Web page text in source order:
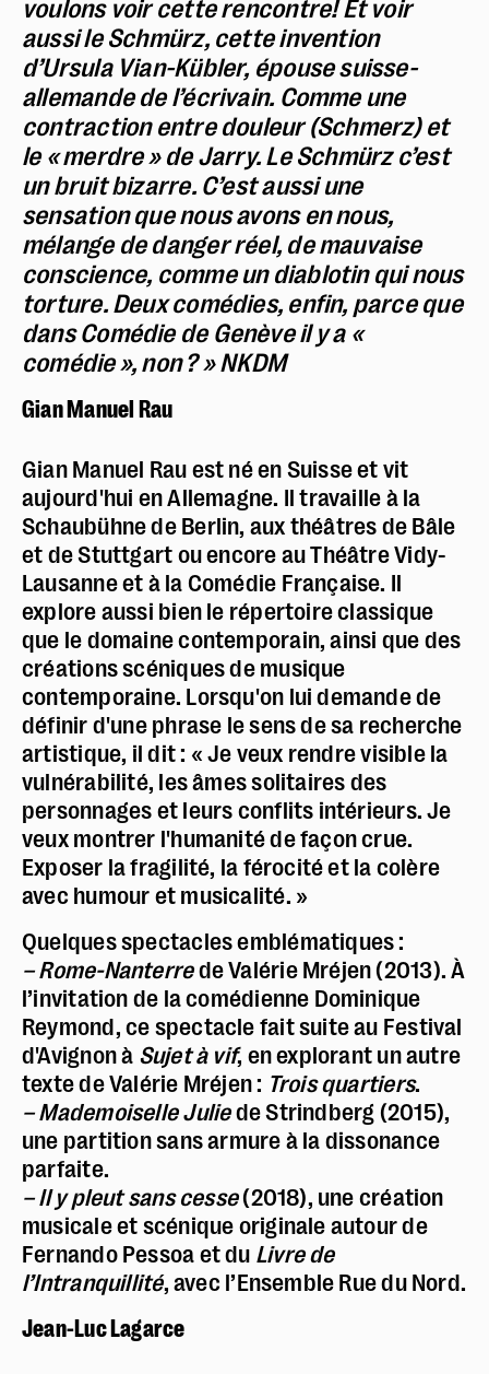
Police dyslexie :non
Taille du texte :par défaut
par défaut
voulons voir cette rencontre! Et voir
aussi le Schmürz, cette invention
d’Ursula Vian-Kübler, épouse suisse-
allemande de l’écrivain. Comme une
contraction entre douleur (Schmerz) et
le « merdre » de Jarry. Le Schmürz c’est
un bruit bizarre. C’est aussi une
sensation que nous avons en nous,
mélange de danger réel, de mauvaise
conscience, comme un diablotin qui nous
torture. Deux comédies, enfin, parce que
dans Comédie de Genève il y a «
comédie », non ? » NKDM
Gian Manuel Rau
Gian Manuel Rau est né en Suisse et vit
aujourd'hui en Allemagne. Il travaille à la
Schaubühne de Berlin, aux théâtres de Bâle
et de Stuttgart ou encore au Théâtre Vidy-
Lausanne et à la Comédie Française. Il
explore aussi bien le répertoire classique
que le domaine contemporain, ainsi que des
créations scéniques de musique
contemporaine. Lorsqu'on lui demande de
définir d'une phrase le sens de sa recherche
artistique, il dit : « Je veux rendre visible la
vulnérabilité, les âmes solitaires des
personnages et leurs conflits intérieurs. Je
veux montrer l'humanité de façon crue.
Exposer la fragilité, la férocité et la colère
avec humour et musicalité. »
Quelques spectacles emblématiques :
– Rome-Nanterrede Valérie Mréjen (2013). À
l’invitation de la comédienne Dominique
Reymond, ce spectacle fait suite au Festival
d'Avignon à Sujet à vif, en explorant un autre
texte de Valérie Mréjen : Trois quartiers.
– Mademoiselle Juliede Strindberg (2015),
une partition sans armure à la dissonance
parfaite.
– Il y pleut sans cesse(2018), une création
musicale et scénique originale autour de
Fernando Pessoa et du Livre de
l’Intranquillité, avec l’Ensemble Rue du Nord.
Jean-Luc Lagarce